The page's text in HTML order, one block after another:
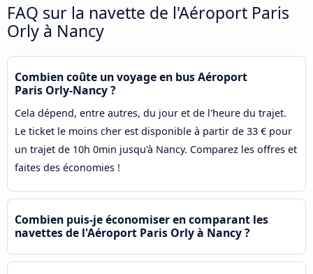
FAQ sur la navette de l'Aéroport Paris
Orly à Nancy
Combien coûte un voyage en bus Aéroport
Paris Orly-Nancy ?
Cela dépend, entre autres, du jour et de l'heure du trajet.
Le ticket le moins cher est disponible à partir de 33 € pour
un trajet de 10h 0min jusqu'à Nancy. Comparez les offres et
faites des économies !
Combien puis-je économiser en comparant les
navettes de l'Aéroport Paris Orly à Nancy ?